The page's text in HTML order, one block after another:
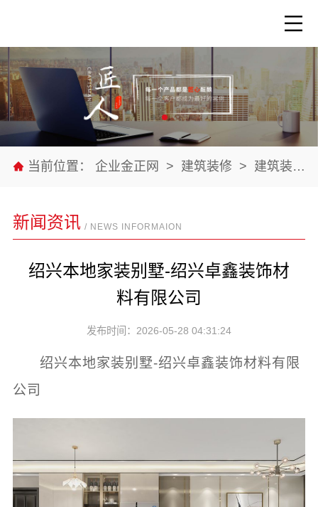
当前位置： 企业金正网 > 建筑装修 > 建筑装修材料
新闻资讯 / NEWS INFORMAION
绍兴本地家装别墅-绍兴卓鑫装饰材
料有限公司
发布时间：2026-05-28 04:31:24
绍兴本地家装别墅-绍兴卓鑫装饰材料有限
公司